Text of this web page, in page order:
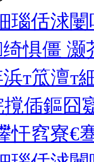
瑙佸浗
惧僵 灏
т笟澶т
撹偛鏂囧
忓窞寮€